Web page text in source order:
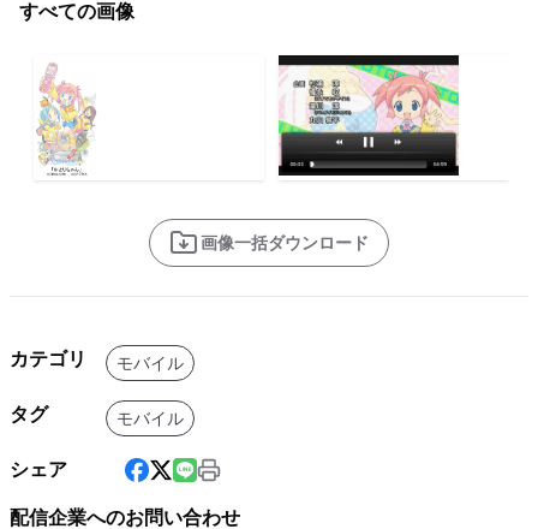
すべての画像
画像一括ダウンロード
カテゴリ モバイル
タグ モバイル
シェア
配信企業へのお問い合わせ